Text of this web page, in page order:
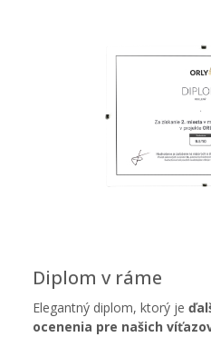
Diplom v ráme
Elegantný diplom, ktorý je
ocenenia pre našich